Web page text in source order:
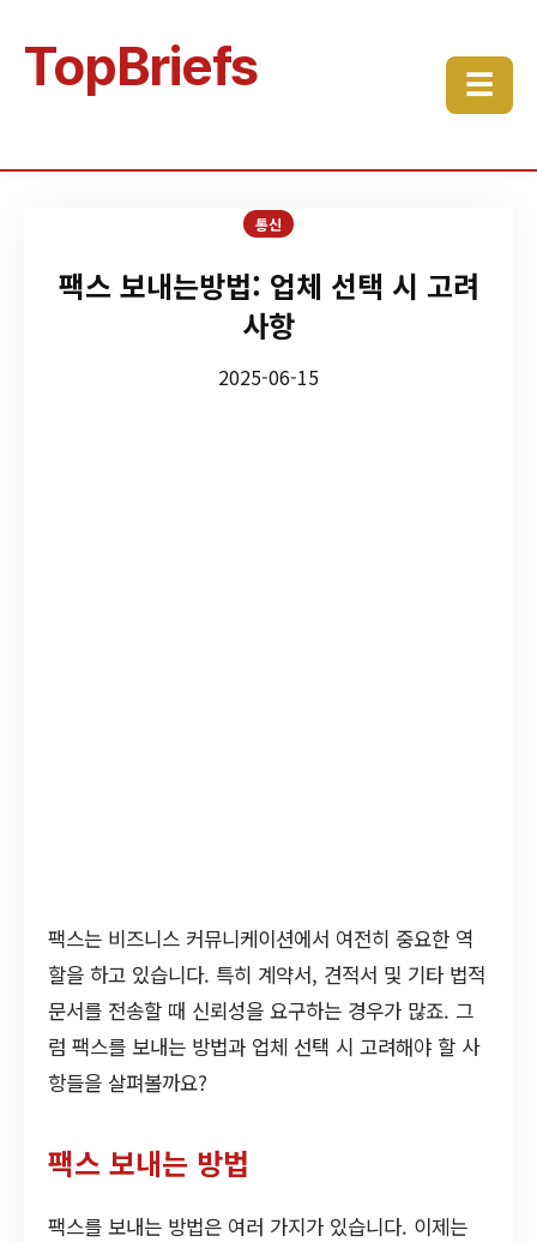
TopBriefs ☰
통신
팩스 보내는방법: 업체 선택 시 고려
사항
2025-06-15
팩스는 비즈니스 커뮤니케이션에서 여전히 중요한 역
할을 하고 있습니다. 특히 계약서, 견적서 및 기타 법적
문서를 전송할 때 신뢰성을 요구하는 경우가 많죠. 그
럼 팩스를 보내는 방법과 업체 선택 시 고려해야 할 사
항들을 살펴볼까요?
팩스 보내는 방법
팩스를 보내는 방법은 여러 가지가 있습니다. 이제는